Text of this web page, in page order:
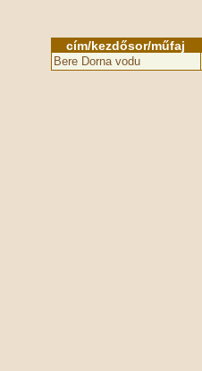
cím/kezdősor/műfaj
Bere Dorna vodu